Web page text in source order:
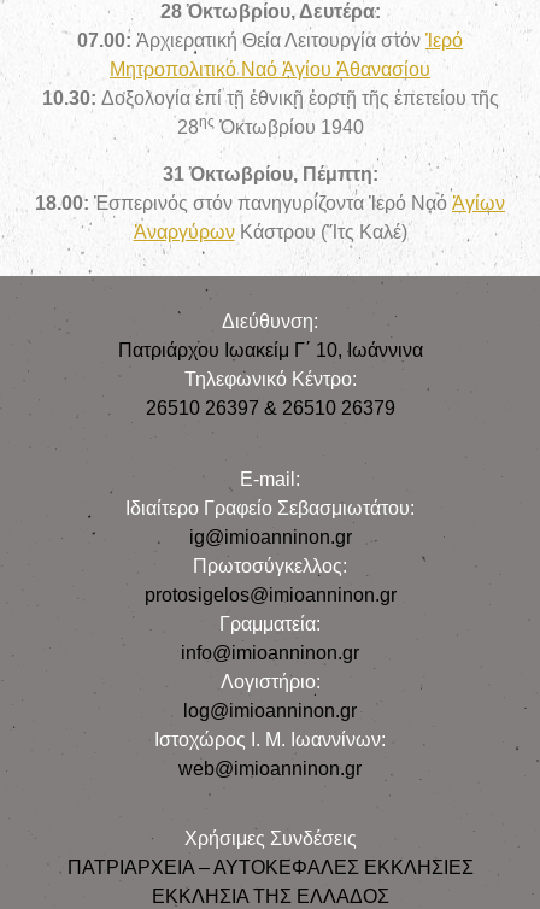
28 Ὀκτωβρίου, Δευτέρα:
07.00: Ἀρχιερατική Θεία Λειτουργία στόν Ἱερό
Μητροπολιτικό Ναό Ἁγίου Ἀθανασίου
10.30: Δοξολογία ἐπί τῇ ἐθνικῇ ἑορτῇ τῆς ἐπετείου τῆς
28ηςὈκτωβρίου 1940
31 Ὀκτωβρίου, Πέμπτη:
18.00: Ἑσπερινός στόν πανηγυρίζοντα Ἱερό Ναό Ἁγίων
ἈναργύρωνΚάστρου (Ἴτς Καλέ)
Διεύθυνση:
Πατριάρχου Ιωακείμ Γ΄ 10, Iωάννινα
Τηλεφωνικό Κέντρο:
26510 26397 & 26510 26379
E-mail:
Iδιαίτερο Γραφείο Σεβασμιωτάτου:
ig@imioanninon.gr
Πρωτοσύγκελλος:
protosigelos@imioanninon.gr
Γραμματεία:
info@imioanninon.gr
Λογιστήριο:
log@imioanninon.gr
Ιστοχώρος Ι. Μ. Ιωαννίνων:
web@imioanninon.gr
Χρήσιμες Συνδέσεις
ΠΑΤΡΙΑΡΧΕΙΑ – ΑΥΤΟΚΕΦΑΛΕΣ ΕΚΚΛΗΣΙΕΣ
ΕΚΚΛΗΣΙΑ ΤΗΣ ΕΛΛΑΔΟΣ